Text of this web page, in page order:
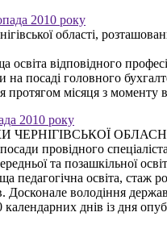
2010 року
області,
відповідного
на посаді головного
місяця з
2010 року
ЧЕРНІГІВСЬКОЇ
провідного
та позашкільної
педагогічна освіта, стаж
Досконале володіння
днів із дня